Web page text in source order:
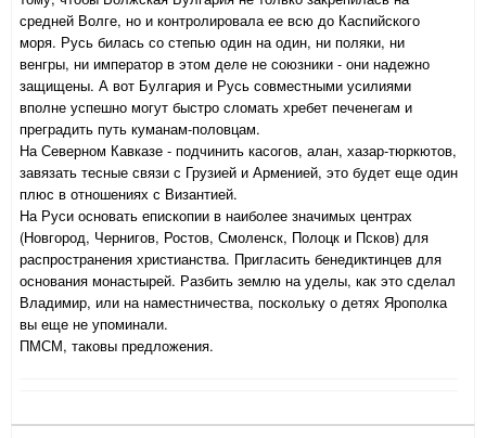
средней Волге, но и контролировала ее всю до Каспийского
моря. Русь билась со степью один на один, ни поляки, ни
венгры, ни император в этом деле не союзники - они надежно
защищены. А вот Булгария и Русь совместными усилиями
вполне успешно могут быстро сломать хребет печенегам и
преградить путь куманам-половцам.
На Северном Кавказе - подчинить касогов, алан, хазар-тюркютов,
завязать тесные связи с Грузией и Арменией, это будет еще один
плюс в отношениях с Византией.
На Руси основать епископии в наиболее значимых центрах
(Новгород, Чернигов, Ростов, Смоленск, Полоцк и Псков) для
распространения христианства. Пригласить бенедиктинцев для
основания монастырей. Разбить землю на уделы, как это сделал
Владимир, или на наместничества, поскольку о детях Ярополка
вы еще не упоминали.
ПМСМ, таковы предложения.